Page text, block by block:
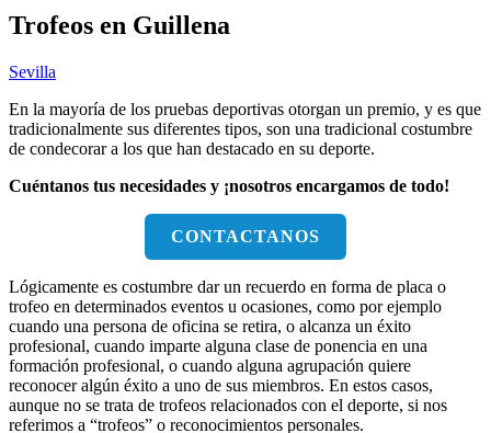
Trofeos en Guillena
Sevilla
En la mayoría de los pruebas deportivas otorgan un premio, y es que
tradicionalmente sus diferentes tipos, son una tradicional costumbre
de condecorar a los que han destacado en su deporte.
Cuéntanos tus necesidades y ¡nosotros encargamos de todo!
CONTACTANOS
Lógicamente es costumbre dar un recuerdo en forma de placa o
trofeo en determinados eventos u ocasiones, como por ejemplo
cuando una persona de oficina se retira, o alcanza un éxito
profesional, cuando imparte alguna clase de ponencia en una
formación profesional, o cuando alguna agrupación quiere
reconocer algún éxito a uno de sus miembros. En estos casos,
aunque no se trata de trofeos relacionados con el deporte, si nos
referimos a “trofeos” o reconocimientos personales.